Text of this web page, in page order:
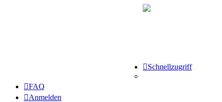
Schnellzugriff
FAQ
Anmelden